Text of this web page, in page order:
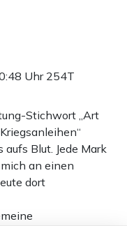
Uhr 254T
Stichwort „Art
Blut. Jede Mark
an einen
dort